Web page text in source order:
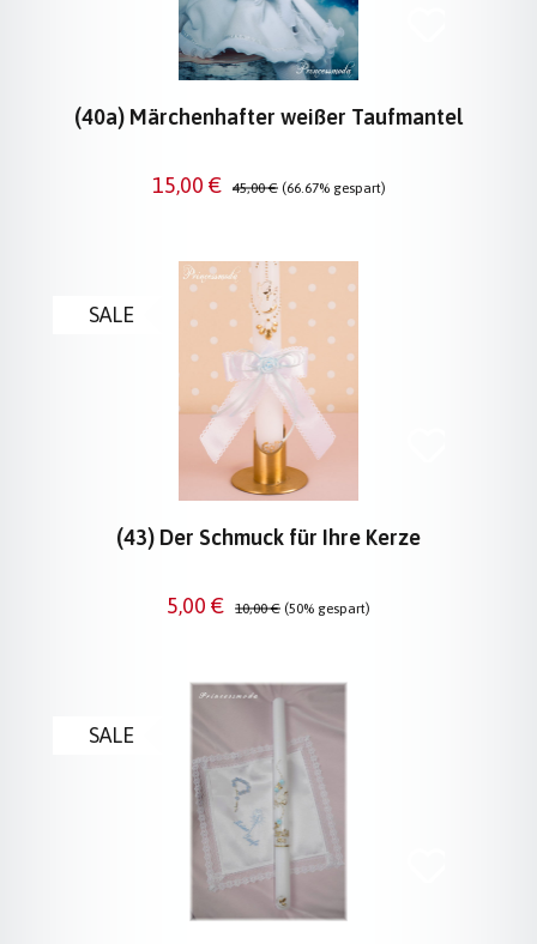
SALE
(40a) Märchenhafter weißer Taufmantel
Verkaufspreis:
15,00 € Regulärer Preis:
45,00 € (66.67% gespart)
SALE
(43) Der Schmuck für Ihre Kerze
Verkaufspreis:
5,00 € Regulärer Preis:
10,00 € (50% gespart)